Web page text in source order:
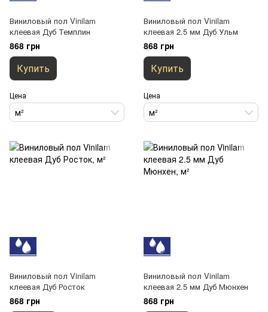
Виниловый пол Vinilam
клеевая Дуб Темплин
868 грн
Купить
Цена
м²
Виниловый пол Vinilam
клеевая 2.5 мм Дуб Ульм
868 грн
Купить
Цена
м²
Виниловый пол Vinilam
клеевая Дуб Росток
868 грн
Виниловый пол Vinilam
клеевая 2.5 мм Дуб Мюнхен
868 грн